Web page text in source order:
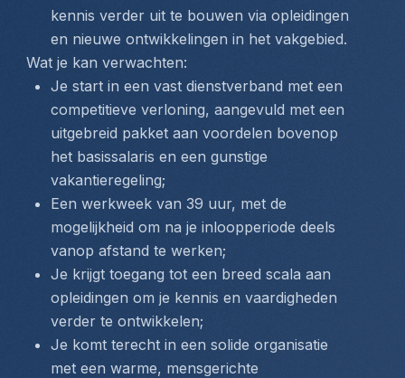
kennis verder uit te bouwen via opleidingen
en nieuwe ontwikkelingen in het vakgebied.
Wat je kan verwachten:
Je start in een vast dienstverband met een
competitieve verloning, aangevuld met een
uitgebreid pakket aan voordelen bovenop
het basissalaris en een gunstige
vakantieregeling;
Een werkweek van 39 uur, met de
mogelijkheid om na je inloopperiode deels
vanop afstand te werken;
Je krijgt toegang tot een breed scala aan
opleidingen om je kennis en vaardigheden
verder te ontwikkelen;
Je komt terecht in een solide organisatie
met een warme, mensgerichte